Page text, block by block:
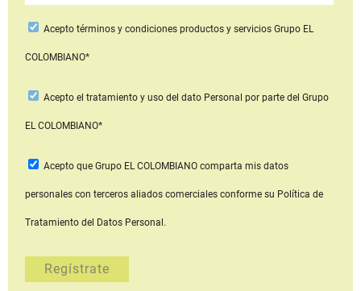
Aceptotérminos y condiciones productos y serviciosGrupo EL
COLOMBIANO*
Acepto el tratamiento y uso del dato Personal por parte del Grupo
EL COLOMBIANO*
Acepto que Grupo EL COLOMBIANOcomparta mis datos
personales con terceros aliados comerciales conforme su Política de
Tratamiento del Datos Personal.